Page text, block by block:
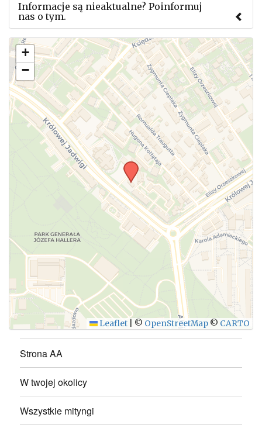
Informacje są nieaktualne? Poinformuj
nas o tym.
Użyj tego formularza aby przesłać informację o
zmianach w powyższym mityngu.
WYŚLIJ
+
−
Leaflet © OpenStreetMap © CARTO
Strona AA
W twojej okolicy
Wszystkie mityngi